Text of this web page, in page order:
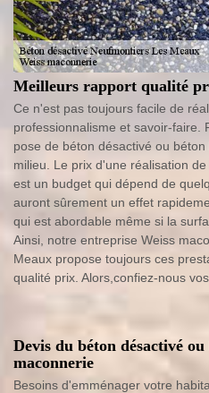
Meilleurs rapport qualité
Ce n'est pas toujours facile de
professionnalisme et savoir-faire.
pose de béton désactivé ou
milieu. Le prix d'une réalisation
est un budget qui dépend de
auront sûrement un effet
qui est abordable même si la
Ainsi, notre entreprise Weiss
Meaux propose toujours ces
qualité prix. Alors,confiez-nous
Devis du béton désactivé
maconnerie
Besoins d'emménager votre